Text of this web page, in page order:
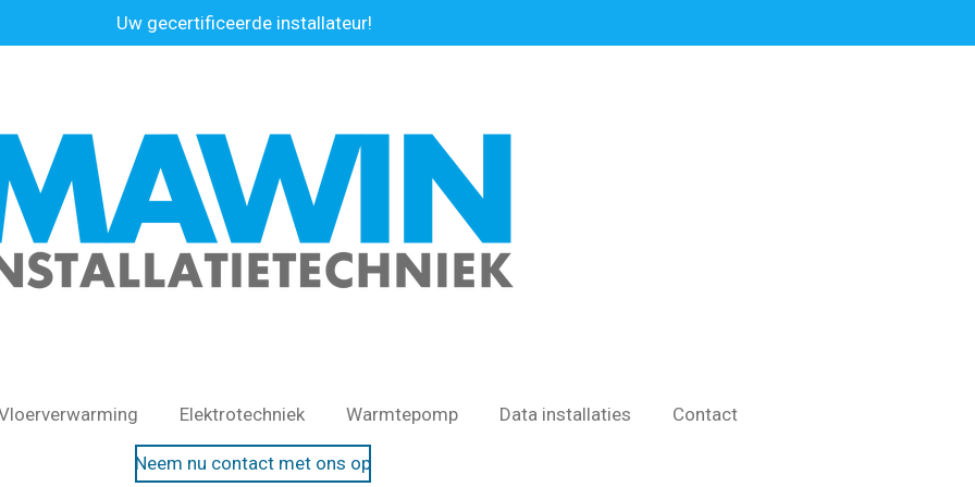
Uw gecertificeerde installateur!
Elektrotechniek Warmtepomp Data installaties Contact
Neem nu contact met ons op